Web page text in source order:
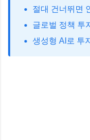
절대 건너뛰면
글로벌 정책 투
생성형 AI로 투